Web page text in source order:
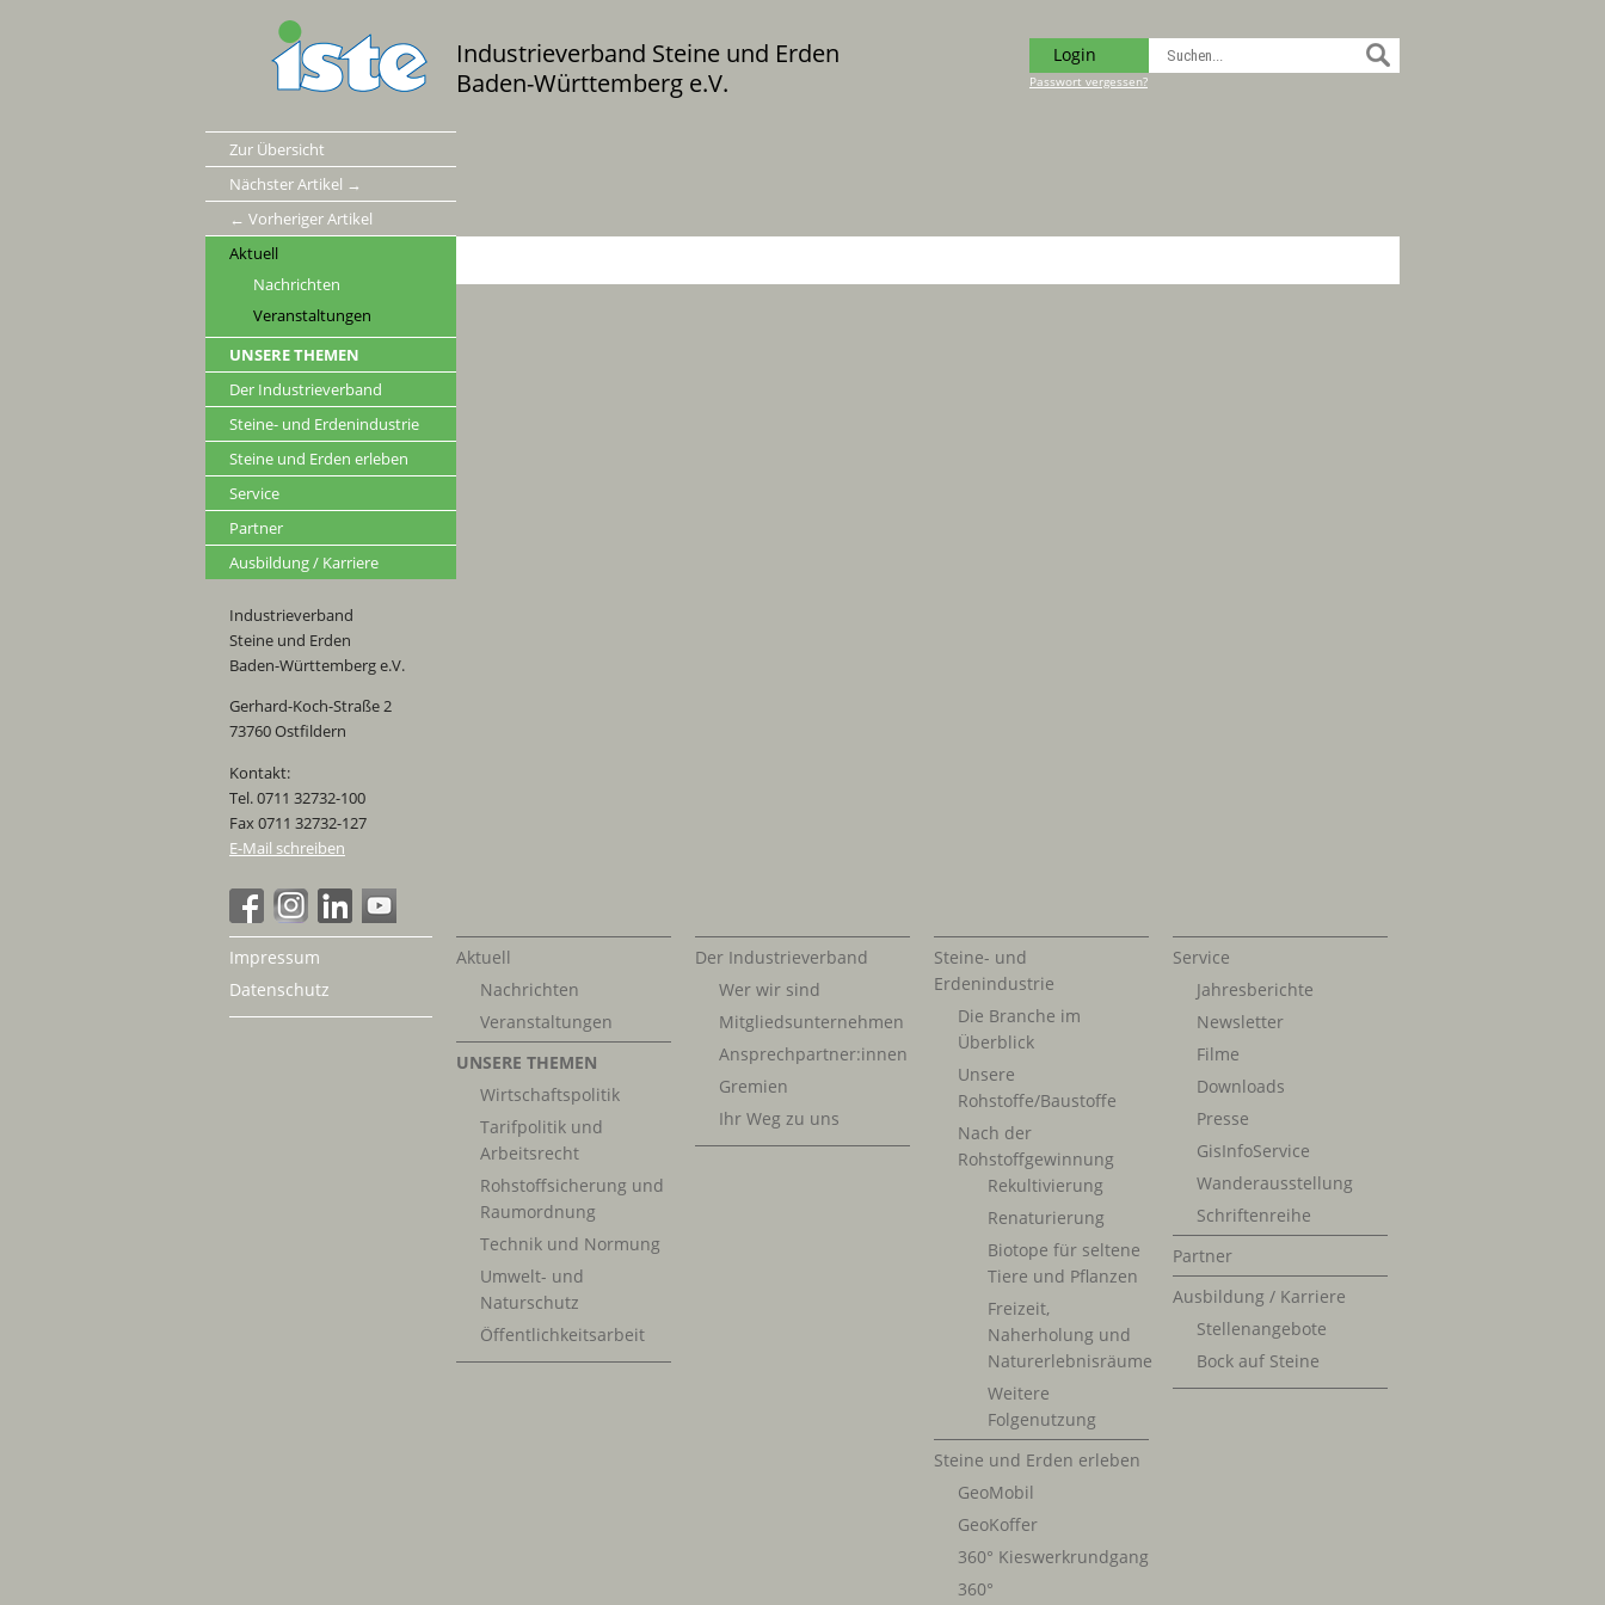
Industrieverband Steine und Erden
Baden-Württemberg e.V.
Login
Passwort vergessen?
Zur Übersicht
Nächster Artikel →
← Vorheriger Artikel
Aktuell
Nachrichten
Veranstaltungen
UNSERE THEMEN
Der Industrieverband
Steine- und Erdenindustrie
Steine und Erden erleben
Service
Partner
Ausbildung / Karriere
Industrieverband
Steine und Erden
Baden-Württemberg e.V.
Gerhard-Koch-Straße 2
73760 Ostfildern
Kontakt:
Tel. 0711 32732-100
Fax 0711 32732-127
E-Mail schreiben
Impressum
Datenschutz
Aktuell
Nachrichten
Veranstaltungen
UNSERE THEMEN
Wirtschaftspolitik
Tarifpolitik und
Arbeitsrecht
Rohstoffsicherung und
Raumordnung
Technik und Normung
Umwelt- und
Naturschutz
Öffentlichkeitsarbeit
Der Industrieverband
Wer wir sind
Mitgliedsunternehmen
Ansprechpartner:innen
Gremien
Ihr Weg zu uns
Steine- und
Erdenindustrie
Die Branche im
Überblick
Unsere
Rohstoffe/Baustoffe
Nach der
Rohstoffgewinnung
Rekultivierung
Renaturierung
Biotope für seltene
Tiere und Pflanzen
Freizeit,
Naherholung und
Naturerlebnisräume
Weitere
Folgenutzung
Steine und Erden erleben
GeoMobil
GeoKoffer
360° Kieswerkrundgang
360°
Service
Jahresberichte
Newsletter
Filme
Downloads
Presse
GisInfoService
Wanderausstellung
Schriftenreihe
Partner
Ausbildung / Karriere
Stellenangebote
Bock auf Steine